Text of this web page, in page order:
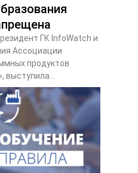
ГК InfoWatch и
Ассоциации
продуктов